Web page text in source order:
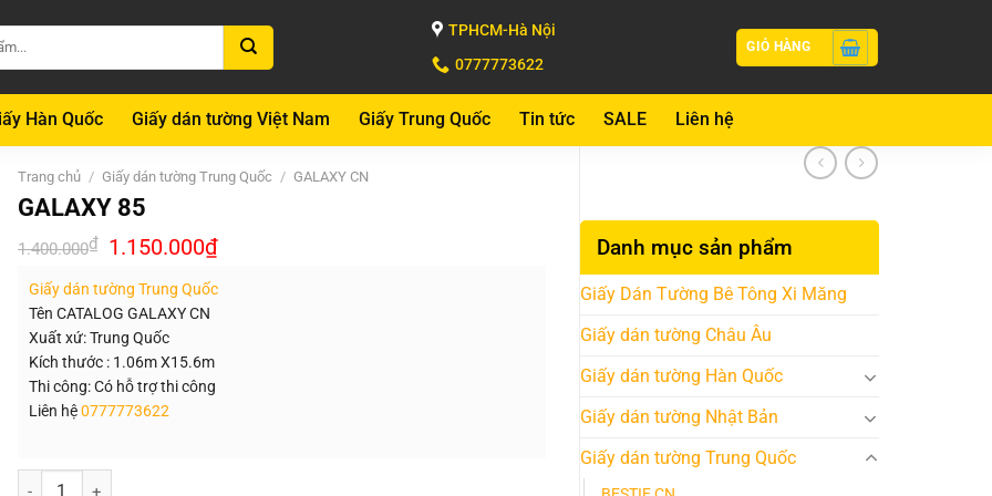
TPHCM-Hà Nội
0777773622
GIỎ HÀNG
Hàn Quốc Giấy dán tường Việt Nam Giấy Trung Quốc Tin tức SALE Liên hệ
Danh mục sản phẩm
Giấy Dán Tường Bê Tông Xi Măng
Giấy dán tường Châu Âu
Giấy dán tường Hàn Quốc
Giấy dán tường Nhật Bản
Giấy dán tường Trung Quốc
Trang chủ / Giấy dán tường Trung Quốc / GALAXY CN
GALAXY 85
1.400.000₫ Giá
gốc
1.400.000₫.
1.150.000₫Giá
hiện
là:
Giấy dán tường Trung Quốc
Tên CATALOG GALAXY CN
Xuất xứ: Trung Quốc
Kích thước : 1.06m X15.6m
Thi công: Có hỗ trợ thi công
Liên hệ0777773622
Số lượng